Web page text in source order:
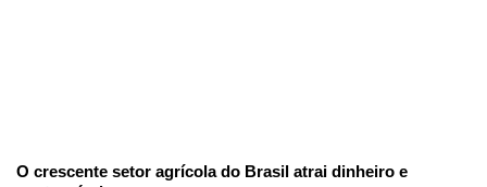
O crescente setor agrícola do Brasil atrai dinheiro e